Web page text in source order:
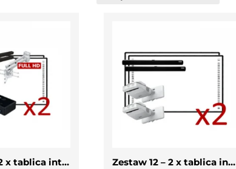
Zestaw 11 – 2 x tablica interaktywna z projektorem krótkoogniskowym i soundbar Zestaw 12 – 2 x tablica interaktywna z projektorem ultrakrótkoogniskowym i soundbar